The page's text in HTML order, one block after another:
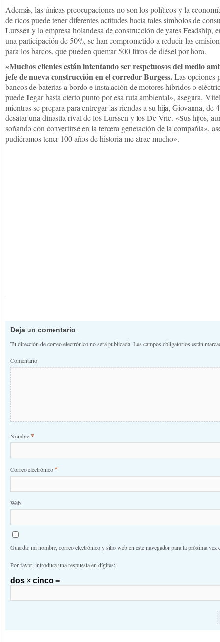
Además, las únicas preocupaciones no son los políticos y la
de ricos puede tener diferentes actitudes hacia tales símbolos de
Lurssen y la empresa holandesa de construcción de yates Feadship,
una participación de 50%, se han comprometido a reducir las
para los barcos, que pueden quemar 500 litros de diésel por hora.
«Muchos clientes están intentando ser respetuosos del medio
jefe de nueva construcción en el corredor Burgess.Las opciones
bancos de baterías a bordo e instalación de motores híbridos o
puede llegar hasta cierto punto por esa ruta ambiental», asegura.
mientras se prepara para entregar las riendas a su hija, Giovanna, de
desatar una dinastía rival de los Lurssen y los De Vrie. «Sus hijos,
soñando con convertirse en la tercera generación de la compañía»,
pudiéramos tener 100 años de historia me atrae mucho».
Deja un comentario
Tu dirección de correo electrónico no será publicada. Los campos obligatorios están
Comentario
Nombre *
Correo electrónico *
Web
Guardar mi nombre, correo electrónico y sitio web en este navegador para la próxima vez
Por favor, introduce una respuesta en dígitos:
dos × cinco =